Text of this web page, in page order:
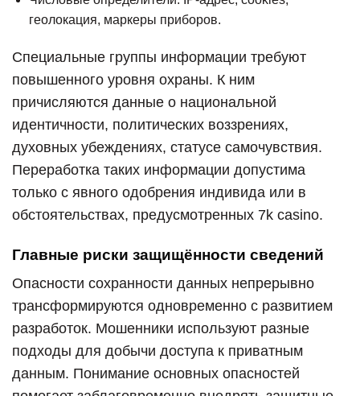
геолокация, маркеры приборов.
Специальные группы информации требуют
повышенного уровня охраны. К ним
причисляются данные о национальной
идентичности, политических воззрениях,
духовных убеждениях, статусе самочувствия.
Переработка таких информации допустима
только с явного одобрения индивида или в
обстоятельствах, предусмотренных 7k casino.
Главные риски защищённости сведений
Опасности сохранности данных непрерывно
трансформируются одновременно с развитием
разработок. Мошенники используют разные
подходы для добычи доступа к приватным
данным. Понимание основных опасностей